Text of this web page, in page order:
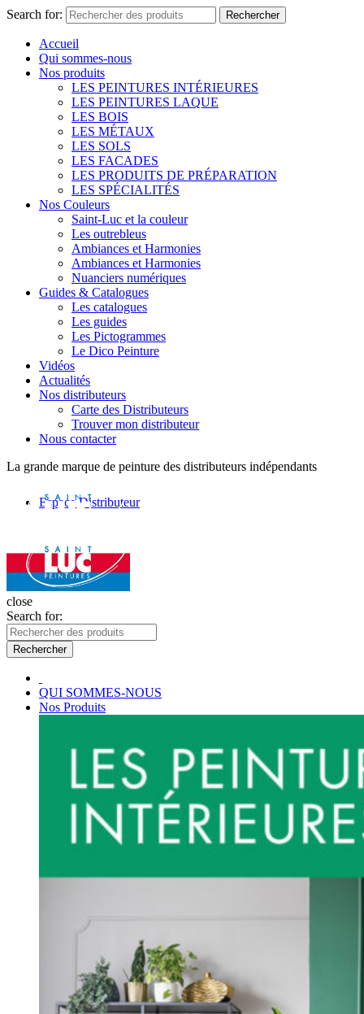
Search for: Rechercher
Accueil
Qui sommes-nous
Nos produits
LES PEINTURES INTÉRIEURES
LES PEINTURES LAQUE
LES BOIS
LES MÉTAUX
LES SOLS
LES FACADES
LES PRODUITS DE PRÉPARATION
LES SPÉCIALITÉS
Nos Couleurs
Saint-Luc et la couleur
Les outrebleus
Ambiances et Harmonies
Ambiances et Harmonies
Nuanciers numériques
Guides & Catalogues
Les catalogues
Les guides
Les Pictogrammes
Le Dico Peinture
Vidéos
Actualités
Nos distributeurs
Carte des Distributeurs
Trouver mon distributeur
Nous contacter
La grande marque de peinture des distributeurs indépendants
Espace Distributeur
close
Search for:
Rechercher
QUI SOMMES-NOUS
Nos Produits